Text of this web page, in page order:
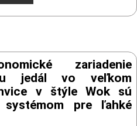
zariadenie
jedál vo veľkom
v štýle Wok sú
systémom pre ľahké